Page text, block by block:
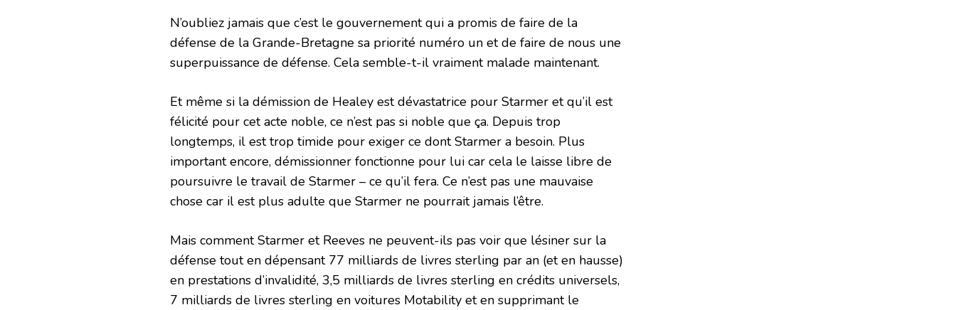
N’oubliez jamais que c’est le gouvernement qui a promis de faire de la
défense de la Grande-Bretagne sa priorité numéro un et de faire de nous une
superpuissance de défense. Cela semble-t-il vraiment malade maintenant.
Et même si la démission de Healey est dévastatrice pour Starmer et qu’il est
félicité pour cet acte noble, ce n’est pas si noble que ça. Depuis trop
longtemps, il est trop timide pour exiger ce dont Starmer a besoin. Plus
important encore, démissionner fonctionne pour lui car cela le laisse libre de
poursuivre le travail de Starmer – ce qu’il fera. Ce n’est pas une mauvaise
chose car il est plus adulte que Starmer ne pourrait jamais l’être.
Mais comment Starmer et Reeves ne peuvent-ils pas voir que lésiner sur la
défense tout en dépensant 77 milliards de livres sterling par an (et en hausse)
en prestations d’invalidité, 3,5 milliards de livres sterling en crédits universels,
7 milliards de livres sterling en voitures Motability et en supprimant le